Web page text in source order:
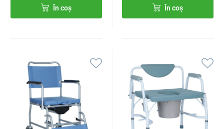
În coș În coș